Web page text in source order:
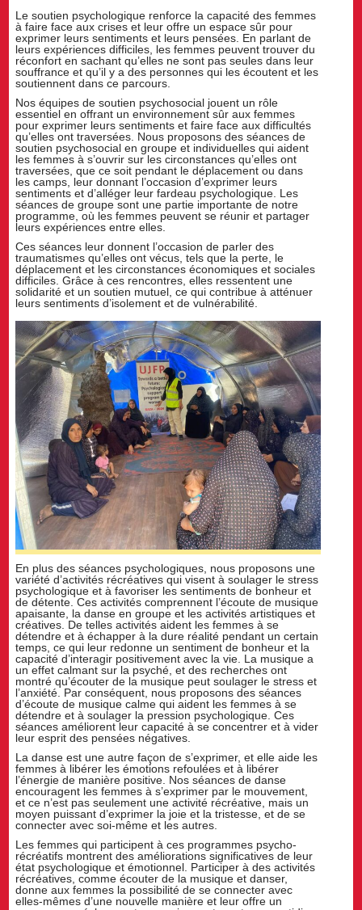
Le soutien psychologique renforce la capacité des femmes
à faire face aux crises et leur offre un espace sûr pour
exprimer leurs sentiments et leurs pensées. En parlant de
leurs expériences difficiles, les femmes peuvent trouver du
réconfort en sachant qu’elles ne sont pas seules dans leur
souffrance et qu’il y a des personnes qui les écoutent et les
soutiennent dans ce parcours.
Nos équipes de soutien psychosocial jouent un rôle
essentiel en offrant un environnement sûr aux femmes
pour exprimer leurs sentiments et faire face aux difficultés
qu’elles ont traversées. Nous proposons des séances de
soutien psychosocial en groupe et individuelles qui aident
les femmes à s’ouvrir sur les circonstances qu’elles ont
traversées, que ce soit pendant le déplacement ou dans
les camps, leur donnant l’occasion d’exprimer leurs
sentiments et d’alléger leur fardeau psychologique. Les
séances de groupe sont une partie importante de notre
programme, où les femmes peuvent se réunir et partager
leurs expériences entre elles.
Ces séances leur donnent l’occasion de parler des
traumatismes qu’elles ont vécus, tels que la perte, le
déplacement et les circonstances économiques et sociales
difficiles. Grâce à ces rencontres, elles ressentent une
solidarité et un soutien mutuel, ce qui contribue à atténuer
leurs sentiments d’isolement et de vulnérabilité.
En plus des séances psychologiques, nous proposons une
variété d’activités récréatives qui visent à soulager le stress
psychologique et à favoriser les sentiments de bonheur et
de détente. Ces activités comprennent l’écoute de musique
apaisante, la danse en groupe et les activités artistiques et
créatives. De telles activités aident les femmes à se
détendre et à échapper à la dure réalité pendant un certain
temps, ce qui leur redonne un sentiment de bonheur et la
capacité d’interagir positivement avec la vie. La musique a
un effet calmant sur la psyché, et des recherches ont
montré qu’écouter de la musique peut soulager le stress et
l’anxiété. Par conséquent, nous proposons des séances
d’écoute de musique calme qui aident les femmes à se
détendre et à soulager la pression psychologique. Ces
séances améliorent leur capacité à se concentrer et à vider
leur esprit des pensées négatives.
La danse est une autre façon de s’exprimer, et elle aide les
femmes à libérer les émotions refoulées et à libérer
l’énergie de manière positive. Nos séances de danse
encouragent les femmes à s’exprimer par le mouvement,
et ce n’est pas seulement une activité récréative, mais un
moyen puissant d’exprimer la joie et la tristesse, et de se
connecter avec soi-même et les autres.
Les femmes qui participent à ces programmes psycho-
récréatifs montrent des améliorations significatives de leur
état psychologique et émotionnel. Participer à des activités
récréatives, comme écouter de la musique et danser,
donne aux femmes la possibilité de se connecter avec
elles-mêmes d’une nouvelle manière et leur offre un